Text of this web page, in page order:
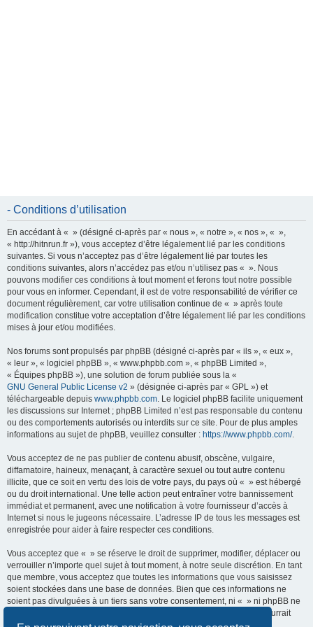
- Conditions d’utilisation
En accédant à « » (désigné ci-après par « nous », « notre », « nos », « »,
« http://hitnrun.fr »), vous acceptez d’être légalement lié par les conditions
suivantes. Si vous n’acceptez pas d’être légalement lié par toutes les
conditions suivantes, alors n’accédez pas et/ou n’utilisez pas « ». Nous
pouvons modifier ces conditions à tout moment et ferons tout notre possible
pour vous en informer. Cependant, il est de votre responsabilité de vérifier ce
document régulièrement, car votre utilisation continue de « » après toute
modification constitue votre acceptation d’être légalement lié par les conditions
mises à jour et/ou modifiées.
Nos forums sont propulsés par phpBB (désigné ci-après par « ils », « eux »,
« leur », « logiciel phpBB », « www.phpbb.com », « phpBB Limited »,
« Équipes phpBB »), une solution de forum publiée sous la «
GNU General Public License v2 » (désignée ci-après par « GPL ») et
téléchargeable depuis www.phpbb.com. Le logiciel phpBB facilite uniquement
les discussions sur Internet ; phpBB Limited n’est pas responsable du contenu
ou des comportements autorisés ou interdits sur ce site. Pour de plus amples
informations au sujet de phpBB, veuillez consulter : https://www.phpbb.com/.
Vous acceptez de ne pas publier de contenu abusif, obscène, vulgaire,
diffamatoire, haineux, menaçant, à caractère sexuel ou tout autre contenu
illicite, que ce soit en vertu des lois de votre pays, du pays où « » est hébergé
ou du droit international. Une telle action peut entraîner votre bannissement
immédiat et permanent, avec une notification à votre fournisseur d’accès à
Internet si nous le jugeons nécessaire. L’adresse IP de tous les messages est
enregistrée pour aider à faire respecter ces conditions.
Vous acceptez que « » se réserve le droit de supprimer, modifier, déplacer ou
verrouiller n’importe quel sujet à tout moment, à notre seule discrétion. En tant
que membre, vous acceptez que toutes les informations que vous saisissez
soient stockées dans une base de données. Bien que ces informations ne
soient pas divulguées à un tiers sans votre consentement, ni « » ni phpBB ne
pourront être tenus responsables de toute tentative de piratage qui pourrait
conduire à la compromission des données.